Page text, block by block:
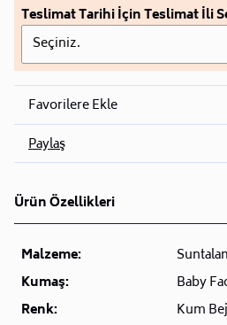
Teslimat Tarihi İçin Teslimat İli
Seçiniz.
Favorilere Ekle
Paylaş
Ürün Özellikleri
Malzeme:
Kumaş:
Baby
Renk:
Kum